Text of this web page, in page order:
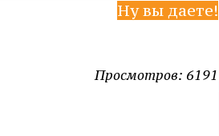
Ну вы даете!
Просмотров: 6191